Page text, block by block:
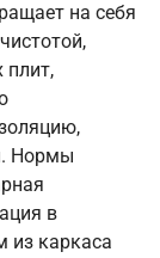
на себя
плит,
Нормы
в
из каркаса